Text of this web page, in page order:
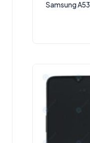
החלפת מסך LCD+מגע מקוריים Samsung A53